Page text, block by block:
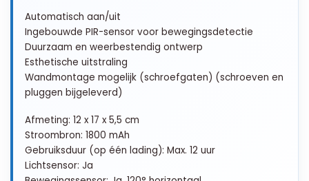
Automatisch aan/uit
Ingebouwde PIR-sensor voor bewegingsdetectie
Duurzaam en weerbestendig ontwerp
Esthetische uitstraling
Wandmontage mogelijk (schroefgaten) (schroeven en
pluggen bijgeleverd)
Afmeting: 12 x 17 x 5,5 cm
Stroombron: 1800 mAh
Gebruiksduur (op één lading): Max. 12 uur
Lichtsensor: Ja